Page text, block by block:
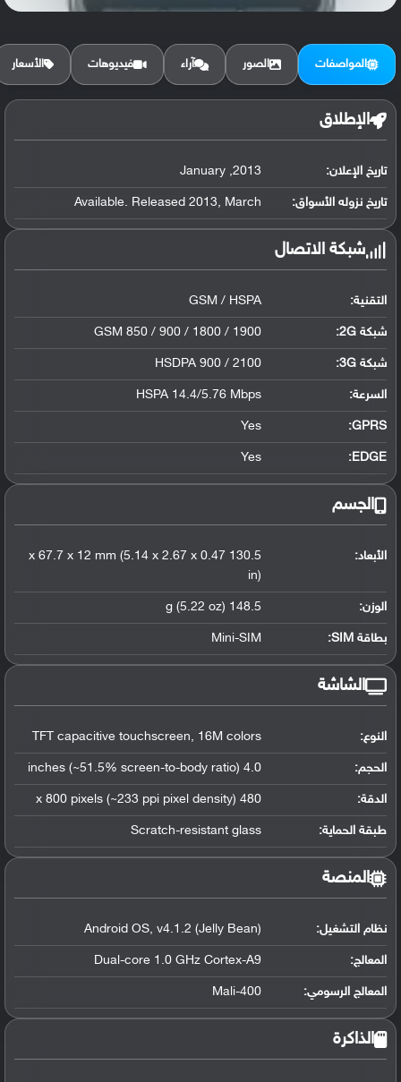
الكاميرا الأساسية:
المواصفات الصور آراء فيديوهات الأسعار
الإطلاق
تاريخ الإعلان: 2013, January
تاريخ نزوله الأسواق: Available. Released 2013, March
شبكة الاتصال
التقنية: GSM / HSPA
شبكة 2G: GSM 850 / 900 / 1800 / 1900
شبكة 3G :
HSDPA 900 / 2100
السرعة: HSPA 14.4/5.76 Mbps
GPRS:
Yes
EDGE:
Yes
الجسم
الأبعاد:
130.5 x 67.7 x 12 mm (5.14 x 2.67 x 0.47
in)
الوزن: 148.5 g (5.22 oz)
بطاقة SIM: Mini-SIM
الشاشة
النوع: TFT capacitive touchscreen, 16M colors
الحجم: 4.0 inches (~51.5% screen-to-body ratio)
الدقة: 480 x 800 pixels (~233 ppi pixel density)
طبقة الحماية: Scratch-resistant glass
المنصة
نظام التشغيل:
Android OS, v4.1.2 (Jelly Bean)
المعالج:
Dual-core 1.0 GHz Cortex-A9
المعالج الرسومي:
Mali-400
الذاكرة